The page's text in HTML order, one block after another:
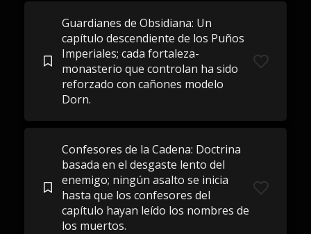
Guardianes de Obsidiana: Un
capítulo descendiente de los Puños
Imperiales; cada fortaleza-
monasterio que controlan ha sido
reforzado con cañones modelo
Dorn.
Confesores de la Cadena: Doctrina
basada en el desgaste lento del
enemigo; ningún asalto se inicia
hasta que los confesores del
capítulo hayan leído los nombres de
los muertos.